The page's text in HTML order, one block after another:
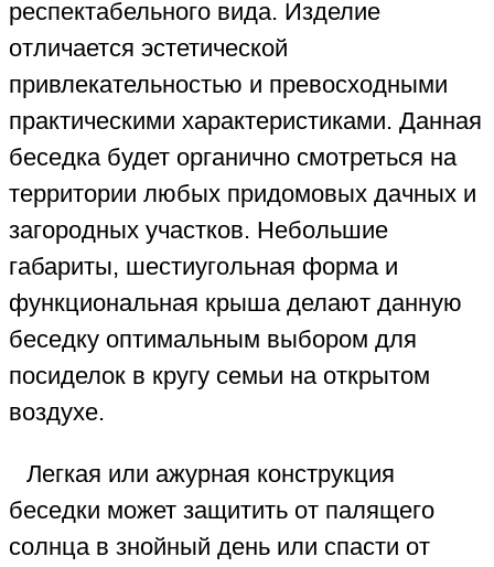
респектабельного вида. Изделие
отличается эстетической
привлекательностью и превосходными
практическими характеристиками. Данная
беседка будет органично смотреться на
территории любых придомовых дачных и
загородных участков. Небольшие
габариты, шестиугольная форма и
функциональная крыша делают данную
беседку оптимальным выбором для
посиделок в кругу семьи на открытом
воздухе.
Легкая или ажурная конструкция
беседки может защитить от палящего
солнца в знойный день или спасти от